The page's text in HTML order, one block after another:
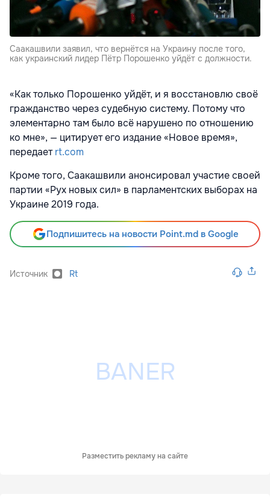
Саакашвили заявил, что вернётся на Украину после того,
как украинский лидер Пётр Порошенко уйдёт с должности.
«Как только Порошенко уйдёт, и я восстановлю своё
гражданство через судебную систему. Потому что
элементарно там было всё нарушено по отношению
ко мне», — цитируетего издание «Новое время»,
передаетrt.com
Кроме того, Саакашвили анонсировал участие своей
партии «Рух новых сил» в парламентских выборах на
Украине 2019 года.
Подпишитесь на новости Point.md в Google
Источник Rt
Разместить рекламу на сайте